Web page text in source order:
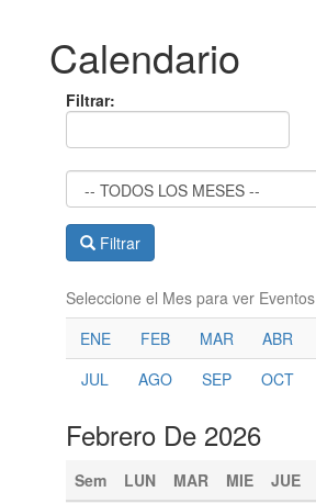
Calendario
Filtrar:
Filtrar
Seleccione el Mes para ver Eventos
ENE
FEB MAR ABR
JUL
AGO SEP OCT
Febrero De 2026
Sem LUN MAR MIE JUE